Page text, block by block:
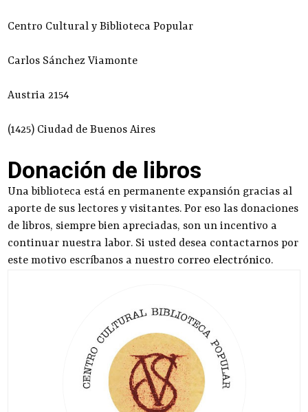
Centro Cultural y Biblioteca Popular
Carlos Sánchez Viamonte
Austria 2154
(1425) Ciudad de Buenos Aires
Donación de libros
Una biblioteca está en permanente expansión gracias al
aporte de sus lectores y visitantes. Por eso las donaciones
de libros, siempre bien apreciadas, son un incentivo a
continuar nuestra labor. Si usted desea contactarnos por
este motivo escríbanos a nuestro correo electrónico.